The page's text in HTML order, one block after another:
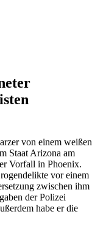
von einem weißen
Staat Arizona am
Vorfall in Phoenix.
vor einem
zwischen ihm
der Polizei
habe er die